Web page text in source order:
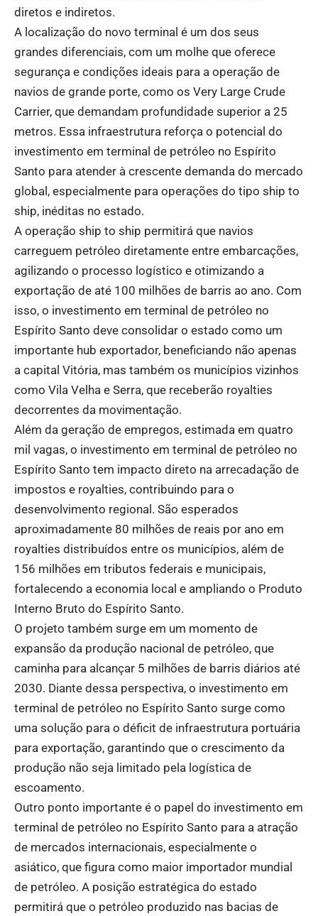
diretos e indiretos.
A localização do novo terminal é um dos seus
grandes diferenciais, com um molhe que oferece
segurança e condições ideais para a operação de
navios de grande porte, como os Very Large Crude
Carrier, que demandam profundidade superior a 25
metros. Essa infraestrutura reforça o potencial do
investimento em terminal de petróleo no Espírito
Santo para atender à crescente demanda do mercado
global, especialmente para operações do tipo ship to
ship, inéditas no estado.
A operação ship to ship permitirá que navios
carreguem petróleo diretamente entre embarcações,
agilizando o processo logístico e otimizando a
exportação de até 100 milhões de barris ao ano. Com
isso, o investimento em terminal de petróleo no
Espírito Santo deve consolidar o estado como um
importante hub exportador, beneficiando não apenas
a capital Vitória, mas também os municípios vizinhos
como Vila Velha e Serra, que receberão royalties
decorrentes da movimentação.
Além da geração de empregos, estimada em quatro
mil vagas, o investimento em terminal de petróleo no
Espírito Santo tem impacto direto na arrecadação de
impostos e royalties, contribuindo para o
desenvolvimento regional. São esperados
aproximadamente 80 milhões de reais por ano em
royalties distribuídos entre os municípios, além de
156 milhões em tributos federais e municipais,
fortalecendo a economia local e ampliando o Produto
Interno Bruto do Espírito Santo.
O projeto também surge em um momento de
expansão da produção nacional de petróleo, que
caminha para alcançar 5 milhões de barris diários até
2030. Diante dessa perspectiva, o investimento em
terminal de petróleo no Espírito Santo surge como
uma solução para o déficit de infraestrutura portuária
para exportação, garantindo que o crescimento da
produção não seja limitado pela logística de
escoamento.
Outro ponto importante é o papel do investimento em
terminal de petróleo no Espírito Santo para a atração
de mercados internacionais, especialmente o
asiático, que figura como maior importador mundial
de petróleo. A posição estratégica do estado
permitirá que o petróleo produzido nas bacias de